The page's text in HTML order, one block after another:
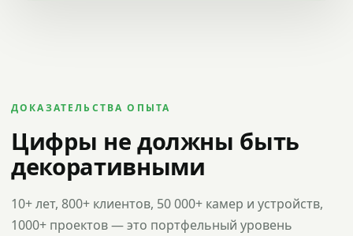
ДОКАЗАТЕЛЬСТВА ОПЫТА
Цифры не должны быть
декоративными
10+ лет, 800+ клиентов, 50 000+ камер и устройств,
1000+ проектов — это портфельный уровень